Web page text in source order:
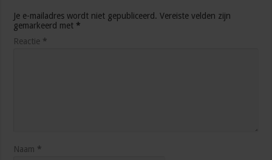
Je e-mailadres wordt niet gepubliceerd. Vereiste velden zijn
gemarkeerd met *
Reactie *
Naam *